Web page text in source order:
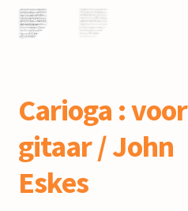
Carioga : voor
gitaar / John
Eskes